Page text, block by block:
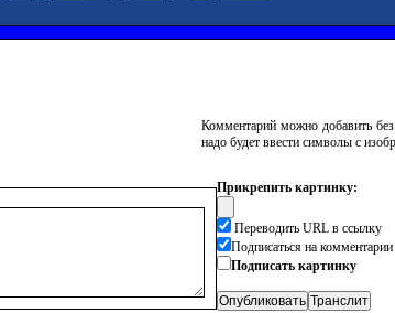
Комментарий можно добавить
надо будет ввести символы с
Прикрепить картинку:
Переводить URL в ссылку
Подписаться на комментарии
Подписать картинку